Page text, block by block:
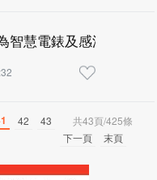
智慧電錶及感測器設計
共43頁/425條
42
43
下一頁
末頁